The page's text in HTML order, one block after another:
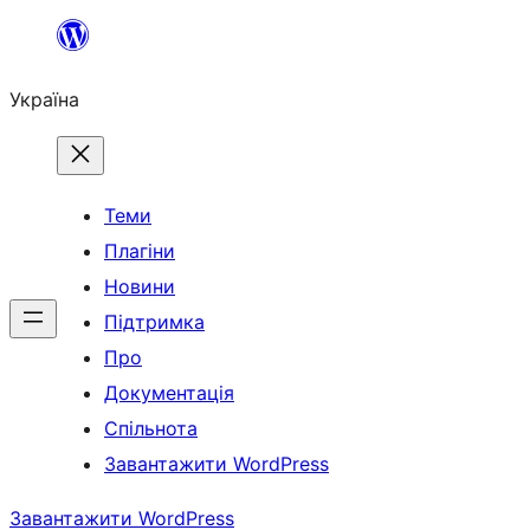
Перейти
вмісту
Україна
Теми
Плагіни
Новини
Підтримка
Про
Документація
Спільнота
Завантажити WordPress
Завантажити WordPress